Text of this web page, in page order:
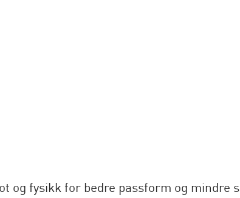
og fysikk for bedre passform og mindre